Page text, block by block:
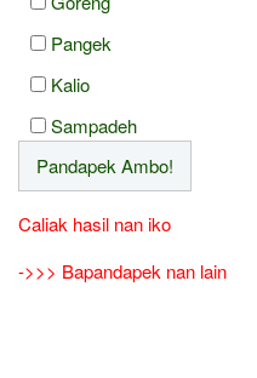
Pangek
Kalio
Sampadeh
Caliak hasil nan iko
->>> Bapandapek nan lain